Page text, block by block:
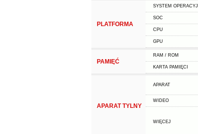
PLATFORMA
SYSTEM
SOC
CPU
GPU
PAMIĘĆ
RAM / ROM
KARTA PAMIĘCI
APARAT TYLNY
APARAT
WIDEO
WIĘCEJ